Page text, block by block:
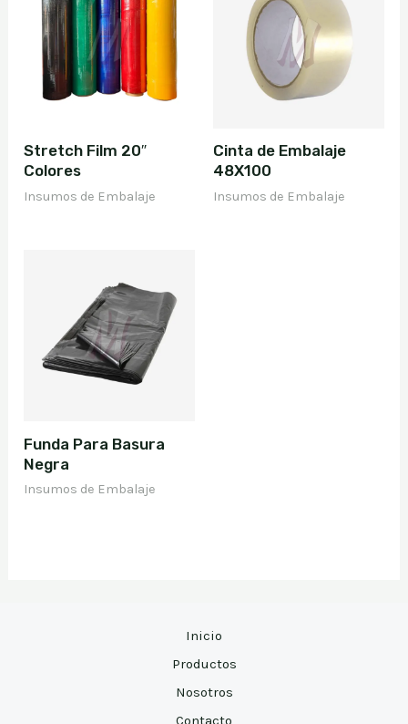
Stretch Film 20″
Colores
Insumos de Embalaje
Cinta de Embalaje
48X100
Insumos de Embalaje
Funda Para Basura
Negra
Insumos de Embalaje
Inicio
Productos
Nosotros
Contacto